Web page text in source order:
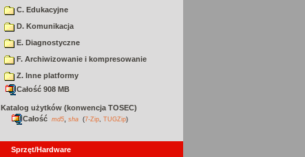
C. Edukacyjne
D. Komunikacja
E. Diagnostyczne
F. Archiwizowanie i kompresowanie
Z. Inne platformy
Całość 908 MB
Katalog użytków (konwencja TOSEC)
Całość md5 sha (7-Zip TUGZip)
Sprzęt/Hardware